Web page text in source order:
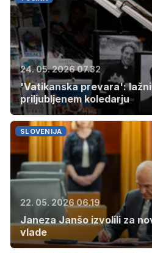
24. 05. 2026 07.32
'Vatikanska prevara':
priljubljenem koledarju
SLOVENIJA
22. 05. 2026 06.19
Janeza Janšo izvolili za
vlade